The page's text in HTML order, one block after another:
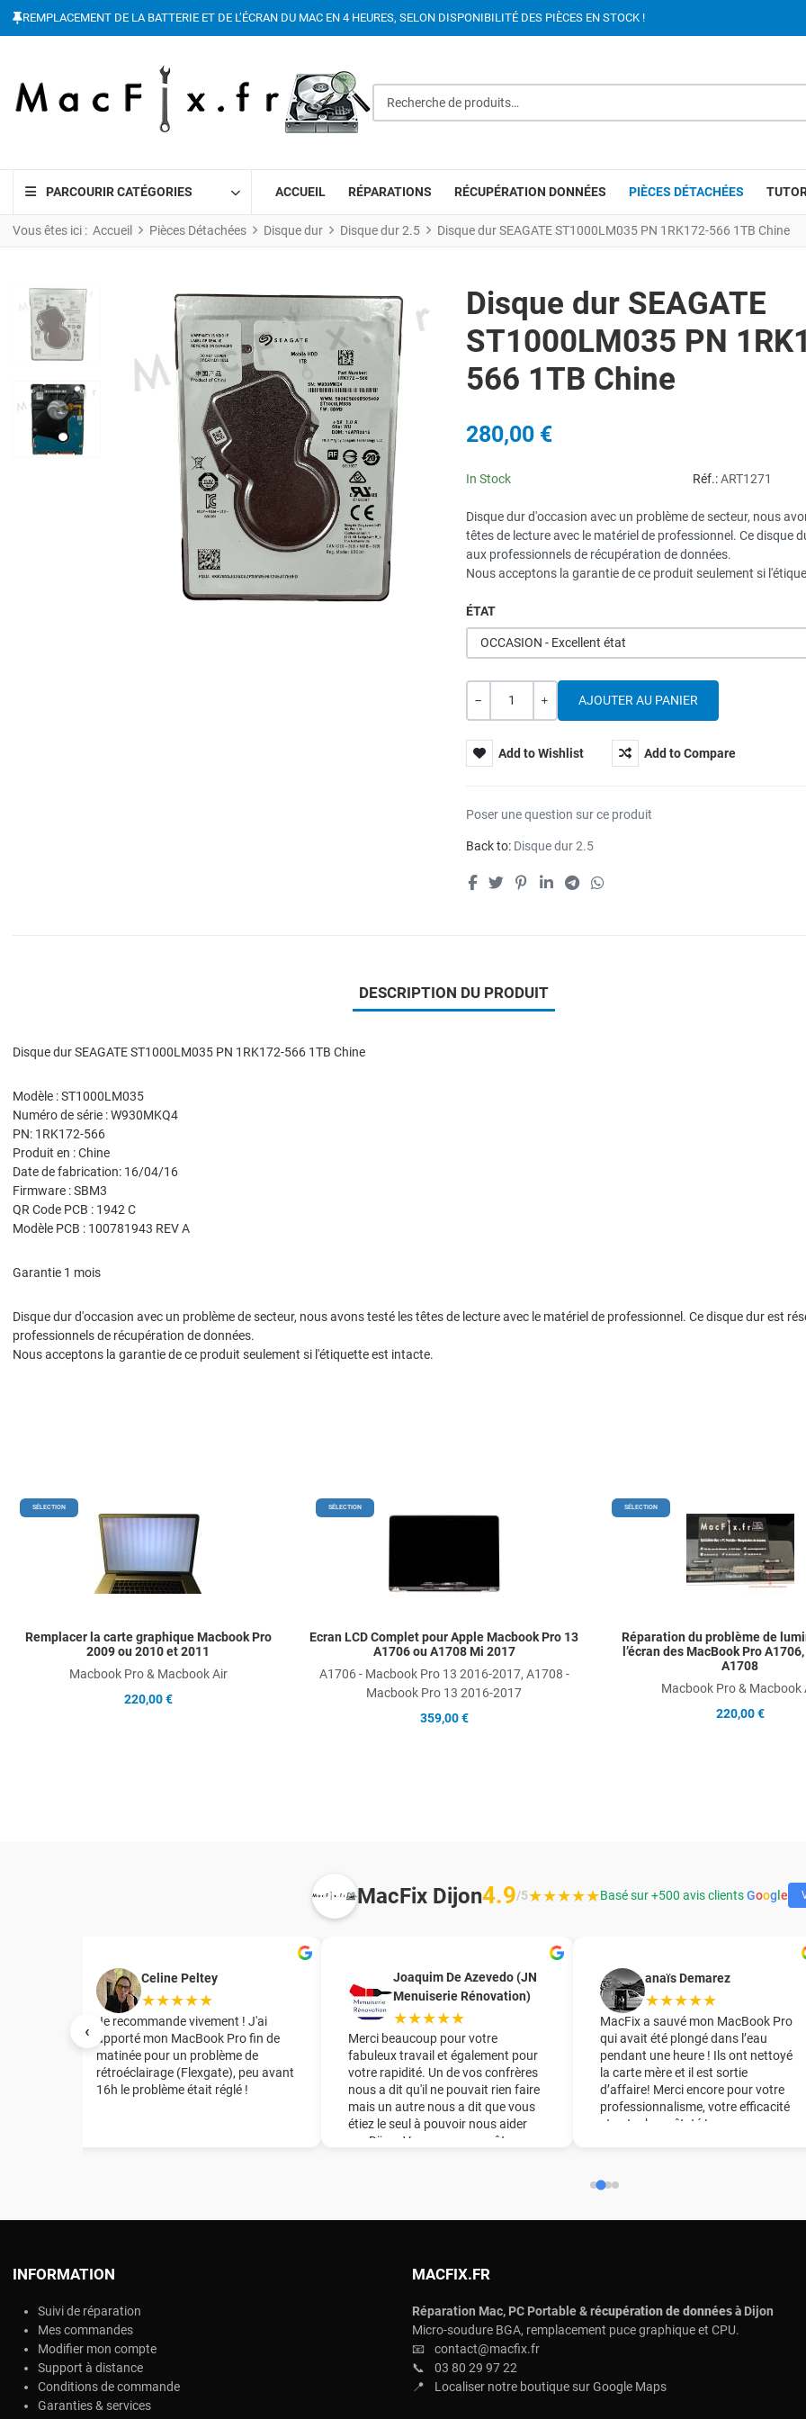
REMPLACEMENT DE LA BATTERIE ET DE L’ÉCRAN DU MAC EN 4 HEURES, SELON DISPONIBILITÉ DES PIÈCES EN STOCK !
PARCOURIR CATÉGORIES ACCUEIL RÉPARATIONS RÉCUPÉRATION DONNÉES PIÈCES DÉTACHÉES
Vous êtes ici : Accueil Pièces Détachées Disque dur Disque dur 2.5 Disque dur SEAGATE ST1000LM035 PN 1RK172-566 1TB Chine
Disque dur SEAGATE
ST1000LM035 PN
566 1TB Chine
280,00 €
In Stock Réf.:ART1271
Disque dur d'occasion avec un problème de secteur, nous
têtes de lecture avec le matériel de professionnel. Ce disque
aux professionnels de récupération de données.
Nous acceptons la garantie de ce produit seulement si
ÉTAT
OCCASION - Excellent état
Quantité
Add to Wishlist Add to Compare
Poser une question sur ce produit
Back to: Disque dur 2.5
DESCRIPTION DU PRODUIT
Disque dur SEAGATE ST1000LM035 PN 1RK172-566 1TB Chine
Modèle : ST1000LM035
Numéro de série : W930MKQ4
PN: 1RK172-566
Produit en : Chine
Date de fabrication: 16/04/16
Firmware : SBM3
QR Code PCB : 1942 C
Modèle PCB : 100781943 REV A
Garantie 1 mois
Disque dur d'occasion avec un problème de secteur, nous avons testé les têtes de lecture avec le matériel de professionnel. Ce disque dur est
professionnels de récupération de données.
Nous acceptons la garantie de ce produit seulement si l'étiquette est intacte.
SÉLECTION Add to Wishlist
Remplacer la carte graphique Macbook Pro
2009 ou 2010 et 2011
Macbook Pro & Macbook Air
220,00 €
SÉLECTION Add to Wishlist
Ecran LCD Complet pour Apple Macbook Pro 13
A1706 ou A1708 Mi 2017
A1706 - Macbook Pro 13 2016-2017, A1708 -
Macbook Pro 13 2016-2017
359,00 €
SÉLECTION
Réparation du problème de
l’écran des MacBook Pro
A1708
Macbook Pro & Macbook
220,00 €
‹
MacFix Dijon4.9/5★★★★★Basé sur +500 avis clientsGoog e
Celine Peltey
★★★★★
Je recommande vivement ! J'ai
apporté mon MacBook Pro fin de
matinée pour un problème de
rétroéclairage (Flexgate), peu avant
16h le problème était réglé !
Joaquim De Azevedo (JN
Menuiserie Rénovation)
★★★★★
Merci beaucoup pour votre
fabuleux travail et également pour
votre rapidité. Un de vos confrères
nous a dit qu'il ne pouvait rien faire
mais un autre nous a dit que vous
étiez le seul à pouvoir nous aider
sur Dijon. Vous nous avez ôter une
anaïs Demarez
★★★★★
MacFix a sauvé mon MacBook Pro
qui avait été plongé dans l’eau
pendant une heure ! Ils ont nettoyé
la carte mère et il est sortie
d’affaire! Merci encore pour votre
professionnalisme, votre efficacité
et votre honnêteté !
INFORMATION
Suivi de réparation
Mes commandes
Modifier mon compte
Support à distance
Conditions de commande
Garanties & services
MACFIX.FR
Réparation Mac, PC Portable & récupération de données àDijon
Micro-soudure BGA, remplacement puce graphique et CPU.
📧
contact@macfix.fr
📞
03 80 29 97 22
📍
Localiser notre boutique sur Google Maps